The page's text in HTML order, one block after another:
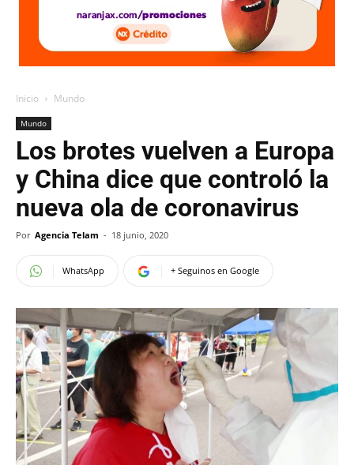
Inicio Mundo
Mundo
Los brotes vuelven a Europa
y China dice que controló la
nueva ola de coronavirus
Por Agencia Telam - 18 junio, 2020
WhatsApp + Seguinos en Google